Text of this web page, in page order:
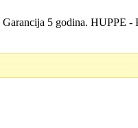
5 godina. HUPPE -